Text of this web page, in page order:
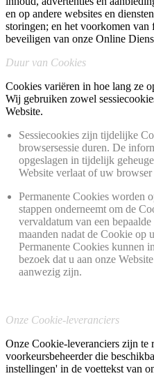
en op andere websites en
storingen; en het voorkomen van
beveiligen van onze Online
Duur van Cookies
Cookies variëren in hoe lang ze
Wij gebruiken zowel
Website.
Sessiecookies zijn tijdelijke
browsersessie duren. De
opgeslagen in tijdelijk
Website verlaat of uw browser
Permanente Cookies worden
stappen onderneemt om de
vervaldatum van een
maanden nadat de Cookie op
Permanente Cookies kunnen
bezoek dat u aan onze
aanwezig zijn.
Onze Cookie-leveranciers
Onze Cookie-leveranciers zijn te
voorkeursbeheerder die
instellingen' in de voettekst van